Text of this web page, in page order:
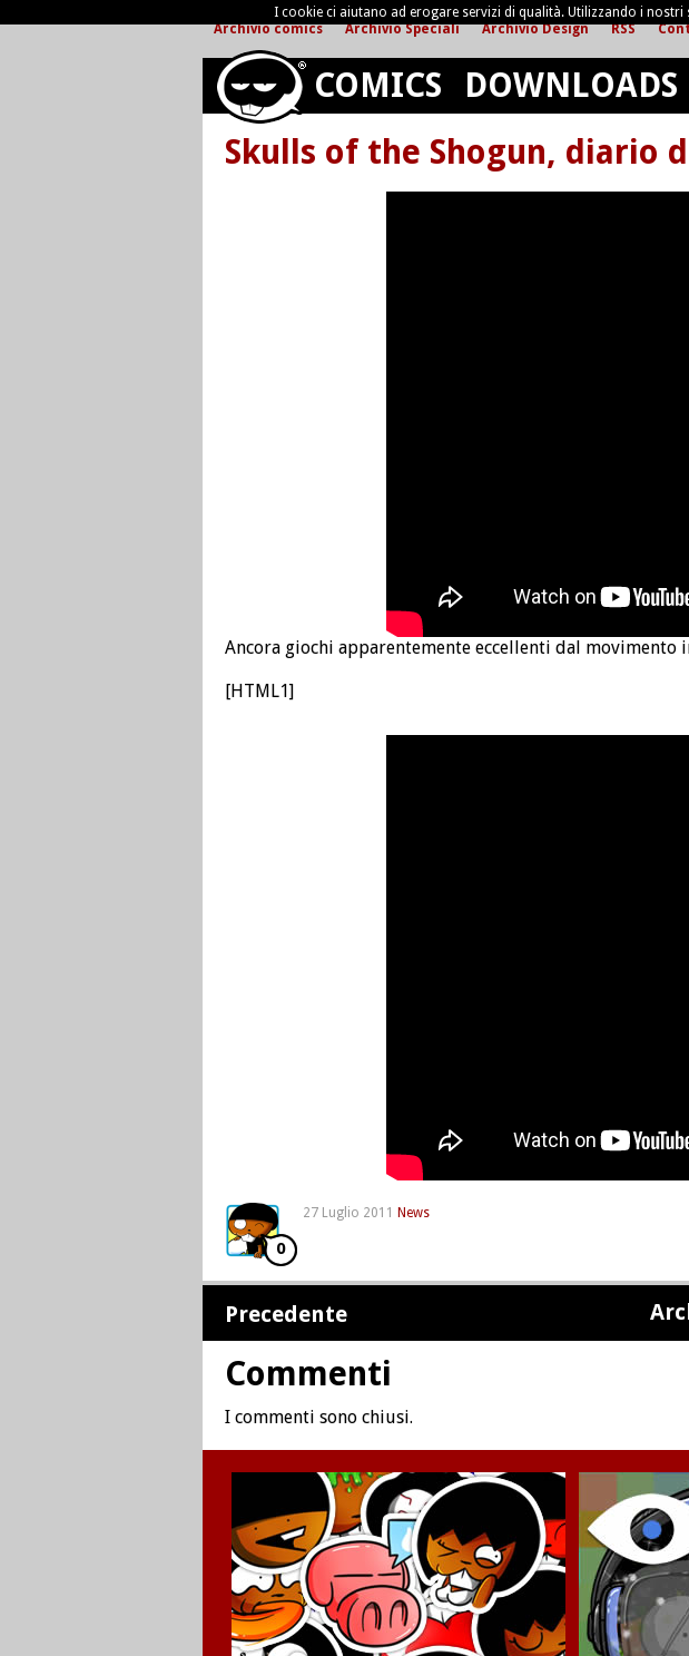
Archivio comics Archivio Speciali Archivio Design RSS
COMICS DOWNLOADS
Skulls of the Shogun, diario
Ancora giochi apparentemente eccellenti dal movimento
[HTML1]
27 Luglio 2011 News
0
Precedente
Commenti
I commenti sono chiusi.
I cookie ci aiutano ad erogare servizi di qualità. Utilizzando i